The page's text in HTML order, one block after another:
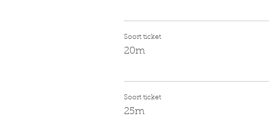
Soort ticket
20m
Soort ticket
25m